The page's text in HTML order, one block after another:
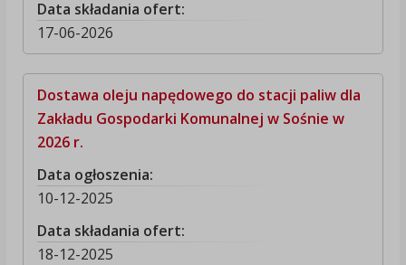
Data składania ofert:
17-06-2026
Dostawa oleju napędowego do stacji paliw dla
Zakładu Gospodarki Komunalnej w Sośnie w
2026 r.
Data ogłoszenia:
10-12-2025
Data składania ofert:
18-12-2025